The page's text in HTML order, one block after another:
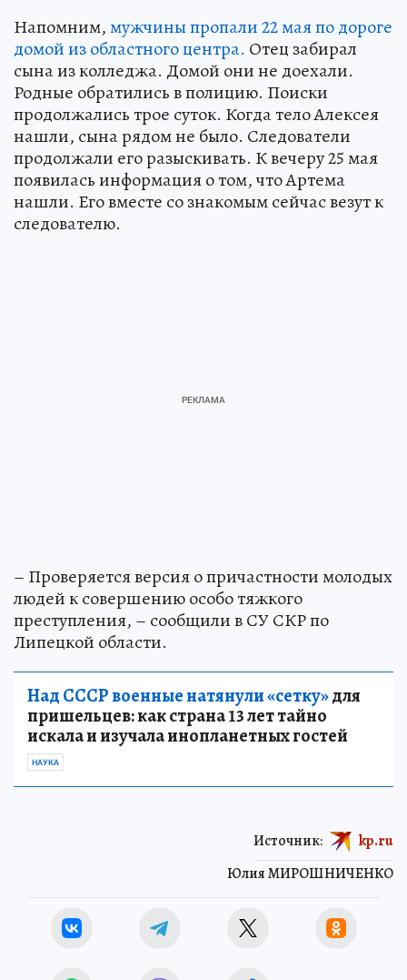
Напомним,мужчины пропали 22 мая по дороге
домой из областного центра. Отец забирал
сына из колледжа. Домой они не доехали.
Родные обратились в полицию. Поиски
продолжались трое суток. Когда тело Алексея
нашли, сына рядом не было. Следователи
продолжали его разыскивать. К вечеру 25 мая
появилась информация о том, что Артема
нашли. Его вместе со знакомым сейчас везут к
следователю.
– Проверяется версия о причастности молодых
людей к совершению особо тяжкого
преступления, – сообщили в СУ СКР по
Липецкой области.
Над СССР военные натянули «сетку»для
пришельцев: как страна 13 лет тайно
искала и изучала инопланетных гостей
НАУКА
Юлия МИРОШНИЧЕНКО
Источник: kp.ru